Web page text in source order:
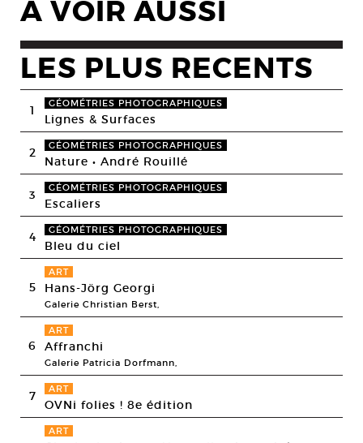
A VOIR AUSSI
LES PLUS RECENTS
1 GÉOMÉTRIES PHOTOGRAPHIQUES
Lignes & Surfaces
2 GÉOMÉTRIES PHOTOGRAPHIQUES
Nature • André Rouillé
3 GÉOMÉTRIES PHOTOGRAPHIQUES
Escaliers
4 GÉOMÉTRIES PHOTOGRAPHIQUES
Bleu du ciel
5
ART
Hans-Jörg Georgi
Galerie Christian Berst,
6
ART
Affranchi
Galerie Patricia Dorfmann,
7 ART
OVNi folies ! 8e édition
ART